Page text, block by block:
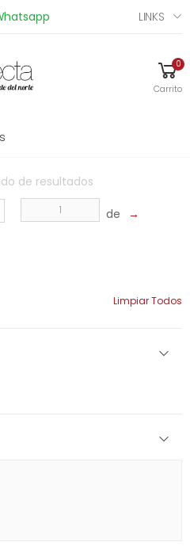
LINKS
menu
0
Carrito
de resultados
de →
Limpiar Todos